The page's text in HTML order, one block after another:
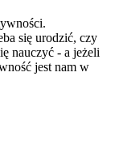
się urodzić, czy
nauczyć - a jeżeli
jest nam w